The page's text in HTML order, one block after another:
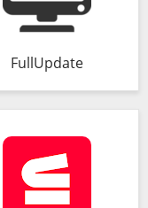
FullUpdate